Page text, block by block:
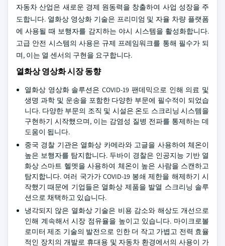
자동차 산업은 새로운 경제 원동력을 창출하여 사업 성장을 주
도합니다. 열화상 영상화 기술은 프리미엄 및 자율 차량 플랫폼
에 사용될 때 보행자를 감지하는 야시 시스템을 활성화합니다.
고급 안전 시스템의 사용은 규제 프레임워크를 통해 필수가 되
며, 이는 열 센서의 구현을 요구합니다.
열화상 영상화 시장 동향
열화상 영상화 솔루션은 COVID-19 팬데믹으로 인해 의료 및
생명 과학 및 운송을 포함한 다양한 부문에 필수적이 되었습
니다. 다양한 부문의 조직 및 시설은 온도 스크리닝 시스템을
구현하기 시작했으며, 이는 감염성 질병 전파를 통제하는 데
도움이 됩니다.
중국 경찰 기관은 열화상 카메라와 고글을 사용하여 체온이
높은 보행자를 탐지합니다. 두바이 경찰은 인공지능 기반 열
화상 스마트 헬멧을 사용하여 체온이 높은 사람을 스캔하고
탐지합니다. 여러 국가가 COVID-19 봉쇄 제한을 해제하기 시
작했기 때문에 기업들은 열화상 제품을 발열 스크리닝 솔루
션으로 채택하고 있습니다.
냉각되지 않은 열화상 기술은 비용 감소와 해상도 개선으로
인해 계속해서 시장 점유율을 높이고 있습니다. 마이크로볼
로미터 제조 기술의 발전으로 인한 더 작고 가볍고 전력 효율
적인 장치의 개발로 휴대용 및 자동차 환경에서의 사용이 가